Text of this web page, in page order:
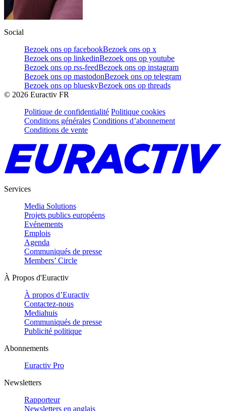
Social
Bezoek ons op facebookBezoek ons op x
Bezoek ons op linkedinBezoek ons op youtube
Bezoek ons op rss-feedBezoek ons op instagram
Bezoek ons op mastodonBezoek ons op telegram
Bezoek ons op blueskyBezoek ons op threads
© 2026 Euractiv FR
Politique de confidentialité Politique cookies
Conditions générales Conditions d’abonnement
Conditions de vente
Services
Media Solutions
Projets publics européens
Evénements
Emplois
Agenda
Communiqués de presse
Members’ Circle
À Propos d'Euractiv
À propos d’Euractiv
Contactez-nous
Mediahuis
Communiqués de presse
Publicité politique
Abonnements
Euractiv Pro
Newsletters
Rapporteur
Newsletters en anglais